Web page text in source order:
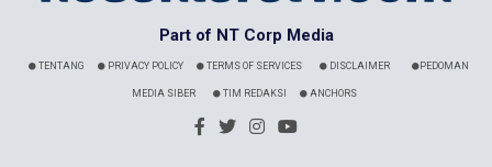
Part of NT Corp Media
TENTANG PRIVACY POLICY TERMS OF SERVICES DISCLAIMER PEDOMAN
MEDIA SIBER TIM REDAKSI ANCHORS